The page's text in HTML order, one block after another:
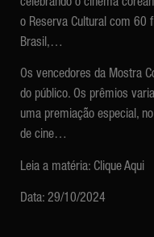
celebrando o cinema
o Reserva Cultural com 60
Brasil,…
Os vencedores da Mostra
do público. Os prêmios
uma premiação especial,
de cine…
Leia a matéria: Clique Aqui
Data: 29/10/2024